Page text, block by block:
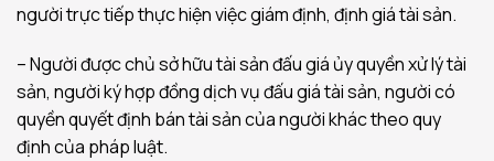
người trực tiếp thực hiện việc giám định, định giá tài sản.
– Người được chủ sở hữu tài sản đấu giá ủy quyền xử lý tài
sản, người ký hợp đồng dịch vụ đấu giá tài sản, người có
quyền quyết định bán tài sản của người khác theo quy
định của pháp luật.